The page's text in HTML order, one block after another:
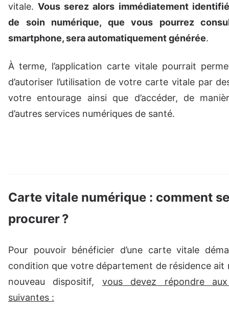
vitale.Vous serez alors immédiatement
de soin numérique, que vous pourrez
smartphone, sera automatiquement générée.
À terme, l’application carte vitale pourrait
d’autoriser l’utilisation de votre carte vitale par
votre entourage ainsi que d’accéder, de
d’autres services numériques de santé.
Carte vitale numérique : comment
procurer ?
Pour pouvoir bénéficier d’une carte vitale
condition que votre département de résidence ait
nouveau dispositif, vous devez répondre
suivantes :